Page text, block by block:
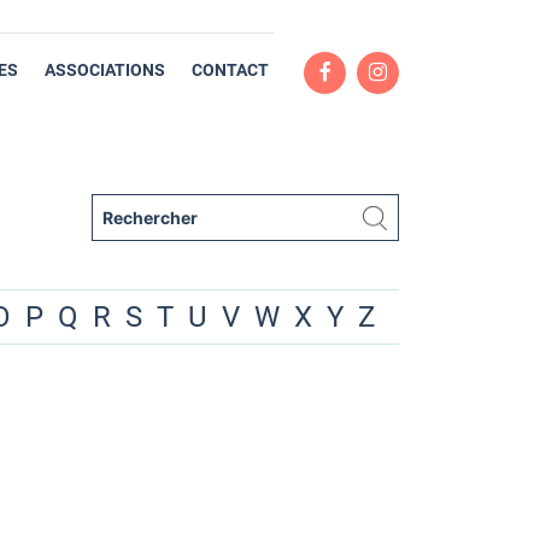
ASSOCIATIONS CONTACT
P Q R S T U V W X Y Z